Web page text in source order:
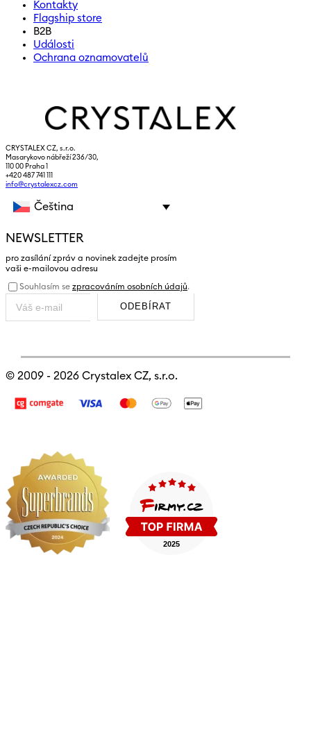
Kontakty
Flagship store
B2B
Události
Ochrana oznamovatelů
CRYSTALEX CZ, s.r.o.
Masarykovo nábřeží 236/30,
110 00 Praha 1
+420 487 741 111
info@crystalexcz.com
Čeština
NEWSLETTER
pro zasílání zpráv a novinek zadejte prosím
vaši e-mailovou adresu
Souhlasím se zpracováním osobních údajů.
ODEBÍRAT
© 2009 - 2026 Crystalex CZ, s.r.o.